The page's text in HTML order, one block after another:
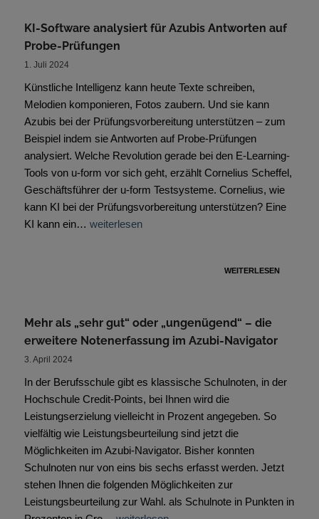
KI-Software analysiert für Azubis Antworten auf
Probe-Prüfungen
1. Juli 2024
Künstliche Intelligenz kann heute Texte schreiben,
Melodien komponieren, Fotos zaubern. Und sie kann
Azubis bei der Prüfungsvorbereitung unterstützen – zum
Beispiel indem sie Antworten auf Probe-Prüfungen
analysiert. Welche Revolution gerade bei den E-Learning-
Tools von u-form vor sich geht, erzählt Cornelius Scheffel,
Geschäftsführer der u-form Testsysteme. Cornelius, wie
kann KI bei der Prüfungsvorbereitung unterstützen? Eine
KI kann ein… weiterlesen
WEITERLESEN
Mehr als „sehr gut“ oder „ungenügend“ – die
erweitere Notenerfassung im Azubi-Navigator
3. April 2024
In der Berufsschule gibt es klassische Schulnoten, in der
Hochschule Credit-Points, bei Ihnen wird die
Leistungserzielung vielleicht in Prozent angegeben. So
vielfältig wie Leistungsbeurteilung sind jetzt die
Möglichkeiten im Azubi-Navigator. Bisher konnten
Schulnoten nur von eins bis sechs erfasst werden. Jetzt
stehen Ihnen die folgenden Möglichkeiten zur
Leistungsbeurteilung zur Wahl. als Schulnote in Punkten in